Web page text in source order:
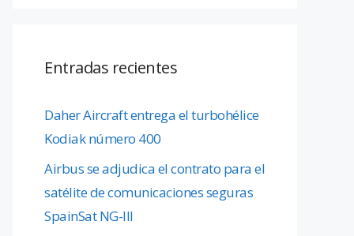
Entradas recientes
Daher Aircraft entrega el turbohélice
Kodiak número 400
Airbus se adjudica el contrato para el
satélite de comunicaciones seguras
SpainSat NG-III